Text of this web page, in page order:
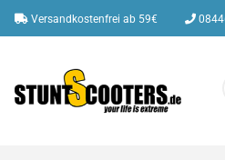
Versandkostenfrei ab 59€